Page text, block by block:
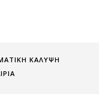
ΚΑΛΥΨΗ